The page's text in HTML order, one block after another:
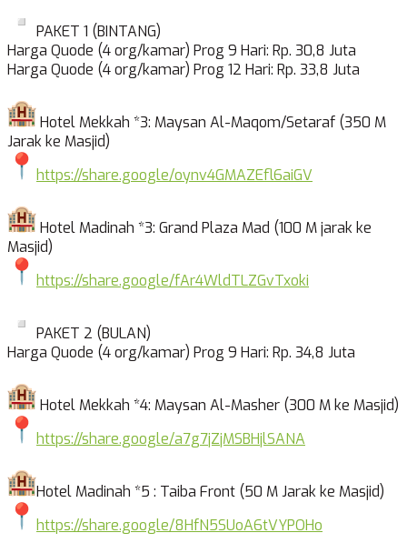
PAKET 1 (BINTANG)
Harga Quode (4 org/kamar) Prog 9 Hari: Rp. 30,8 Juta
Harga Quode (4 org/kamar) Prog 12 Hari: Rp. 33,8 Juta
Hotel Mekkah *3: Maysan Al-Maqom/Setaraf (350 M
Jarak ke Masjid)
https://share.google/oynv4GMAZEfl6aiGV
Hotel Madinah *3: Grand Plaza Mad (100 M jarak ke
Masjid)
https://share.google/fAr4WldTLZGvTxoki
PAKET 2 (BULAN)
Harga Quode (4 org/kamar) Prog 9 Hari: Rp. 34,8 Juta
Hotel Mekkah *4: Maysan Al-Masher (300 M ke Masjid)
https://share.google/a7g7jZjMSBHjlSANA
Hotel Madinah *5 : Taiba Front (50 M Jarak ke Masjid)
https://share.google/8HfN5SUoA6tVYPOHo